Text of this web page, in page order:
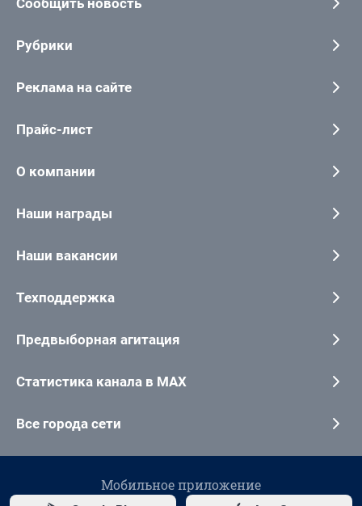
Рубрики
Реклама на сайте
Прайс-лист
О компании
Наши награды
Наши вакансии
Техподдержка
Предвыборная агитация
Статистика канала в MAX
Все города сети
Мобильное приложение